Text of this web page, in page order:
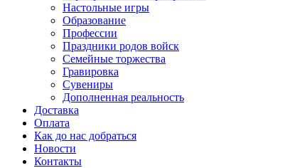
Настольные игры
Образование
Профессии
Праздники родов войск
Семейные торжества
Гравировка
Сувениры
Дополненная реальность
Доставка
Оплата
Как до нас добраться
Новости
Контакты